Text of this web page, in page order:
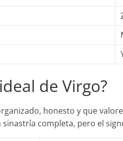
de Virgo?
honesto y que
completa, pero el